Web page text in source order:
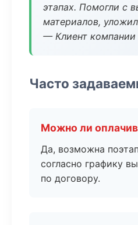
этапах. Помогли с
материалов,
— Клиент компании
Часто
Можно ли
Да, возможна
согласно графику
по договору.